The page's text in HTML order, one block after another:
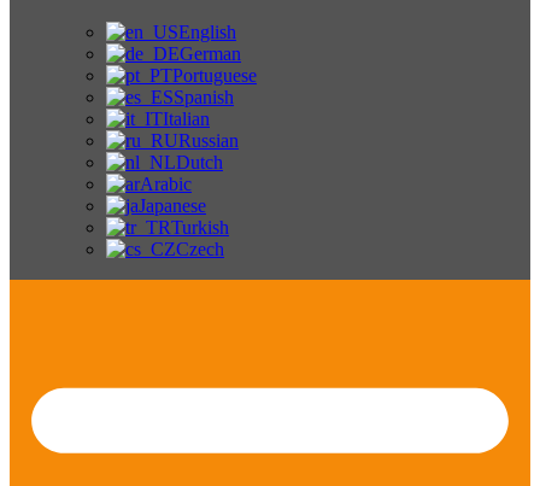
English
German
Portuguese
Spanish
Italian
Russian
Dutch
Arabic
Japanese
Turkish
Czech